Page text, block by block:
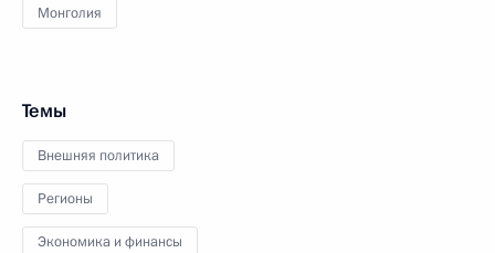
Монголия
Темы
Внешняя политика
Регионы
Экономика и финансы